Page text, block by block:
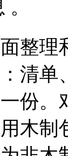
整
清单
份
木制